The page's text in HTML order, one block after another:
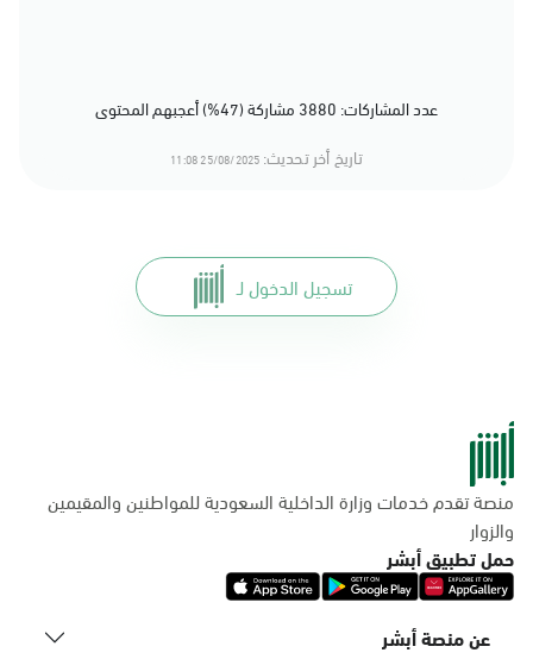
عدد المشاركات: 3880 مشاركة (47%) أعجبهم المحتوى
تاريخ أخر تحديث: 25/08/2025 11:08
تسجيل الدخول لـ
منصة تقدم خدمات وزارة الداخلية السعودية للمواطنين والمقيمين
والزوار
حمل تطبيق أبشر
عن منصة أبشر